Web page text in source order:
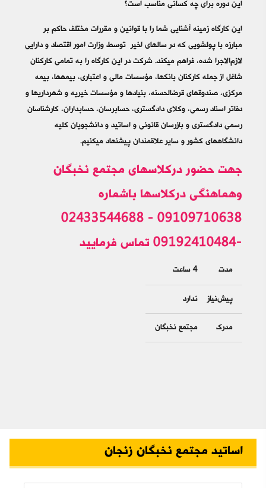
این دوره برای چه کسانی مناسب است؟
این کارگاه زمینه آشنایی شما را با قوانین و مقررات مختلف حاکم بر
مبارزه با پولشویی که در سال‎های اخیر توسط وزارت امور اقتصاد و دارایی
لازم‌الاجرا شده، فراهم می­‎کند. شرکت در این کارگاه را به تمامی کارکنان
شاغل از جمله کارکنان بانک‎ها، مؤسسات مالی و اعتباری، بیمه‎ها، بیمه
مرکزی، صندوق‎های قرض‎الحسنه، بنیادها و مؤسسات خیریه و شهرداری‎ها و
دفاتر اسناد رسمی، وکلای دادگستری، حسابرسان، حسابداران، کارشناسان
رسمی دادگستری و بازرسان قانونی و اساتید و دانشجویان کلیه
دانشگاه‎های کشور و سایر علاقمندان پیشنهاد می‎کنیم.
جهت حضور درکلاسهای مجتمع نخبگان
وهماهنگی درکلاسها باشماره
09109710638 - 02433544688
-09192410484 تماس فرمایید
مدت 4 ساعت
پیش‌نیاز ندارد
مدرک مجتمع نخبگان
اساتید مجتمع نخبگان زنجان